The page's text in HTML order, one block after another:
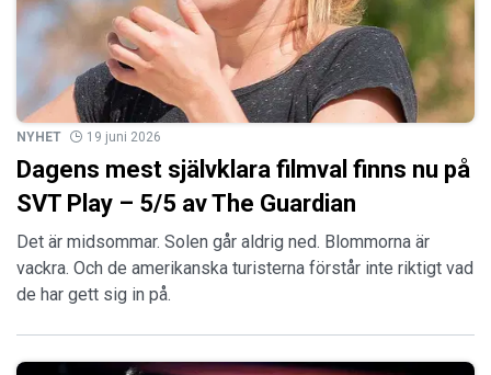
NYHET 19 juni 2026
Dagens mest självklara filmval finns nu på
SVT Play – 5/5 av The Guardian
Det är midsommar. Solen går aldrig ned. Blommorna är
vackra. Och de amerikanska turisterna förstår inte riktigt vad
de har gett sig in på.